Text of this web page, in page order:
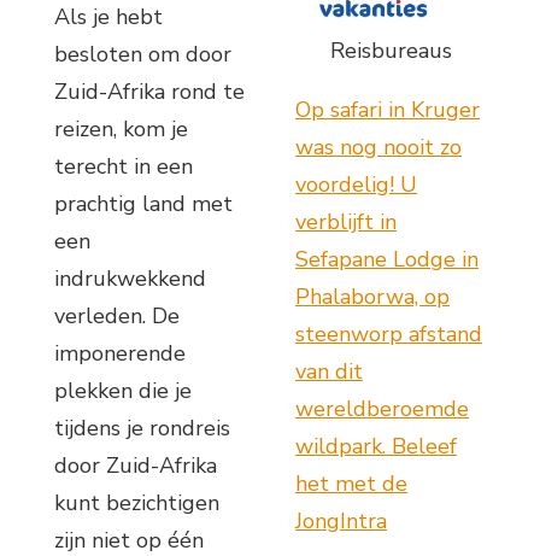
Als je hebt
besloten om door
Zuid-Afrika rond te
reizen, kom je
terecht in een
prachtig land met
een
indrukwekkend
verleden. De
imponerende
plekken die je
tijdens je rondreis
door Zuid-Afrika
kunt bezichtigen
zijn niet op één
Reisbureaus
Op safari in Kruger
was nog nooit zo
voordelig! U
verblijft in
Sefapane Lodge in
Phalaborwa, op
steenworp afstand
van dit
wereldberoemde
wildpark. Beleef
het met de
JongIntra